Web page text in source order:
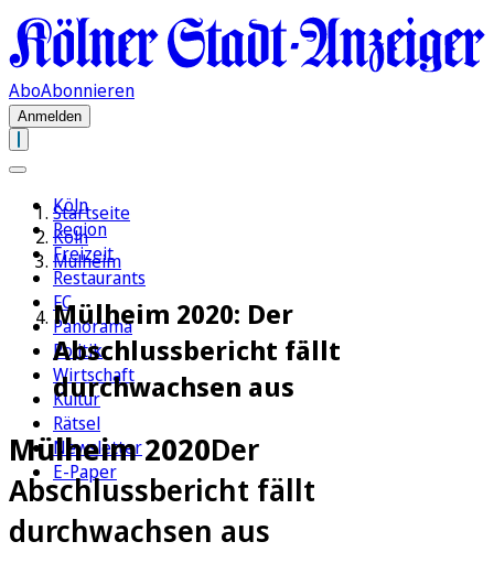
AboAbonnieren
Anmelden
Köln
Region
Freizeit
Restaurants
FC
Panorama
Politik
Wirtschaft
Kultur
Rätsel
Newsletter
E-Paper
Startseite
Köln
Mülheim
Mülheim 2020: Der
Abschlussbericht fällt
durchwachsen aus
Mülheim 2020Der
Abschlussbericht fällt
durchwachsen aus